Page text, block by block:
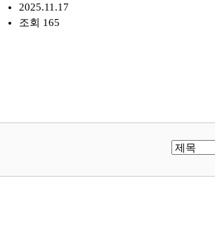
2025.11.17
조회 165